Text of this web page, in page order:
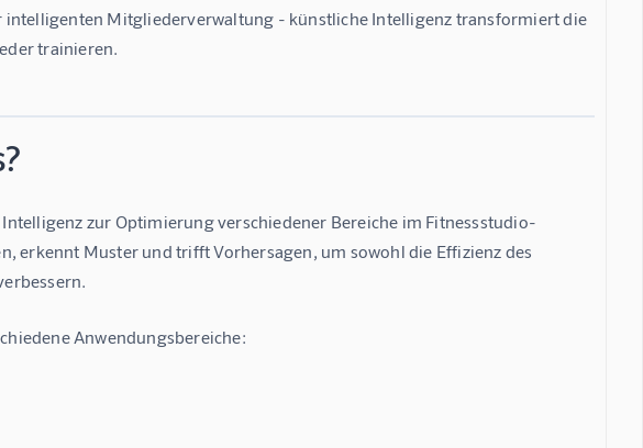
intelligenten Mitgliederverwaltung - künstliche Intelligenz transformiert die
trainieren.
zur Optimierung verschiedener Bereiche im Fitnessstudio-
erkennt Muster und trifft Vorhersagen, um sowohl die Effizienz des
Anwendungsbereiche: